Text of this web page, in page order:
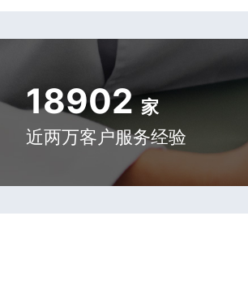
18902 家
近两万客户服务经验